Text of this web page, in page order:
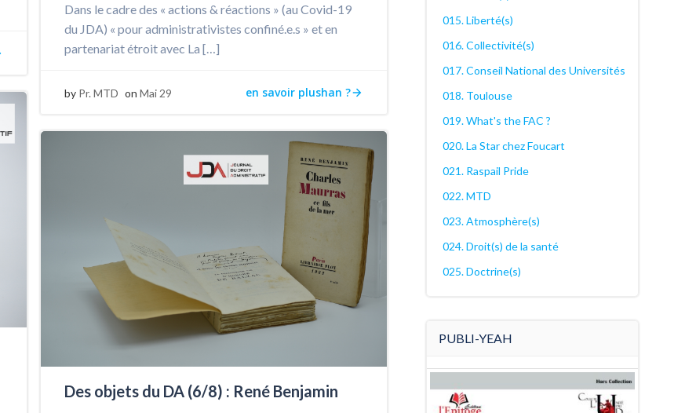
Dans le cadre des « actions & réactions » (au Covid-19
du JDA) « pour administrativistes confiné.e.s » et en
partenariat étroit avec La […]
by Pr. MTD onMai 29 en savoir plushan ?
Des objets du DA (6/8) : René Benjamin
015. Liberté(s)
016. Collectivité(s)
017. Conseil National des Universités
018. Toulouse
019. What's the FAC ?
020. La Star chez Foucart
021. Raspail Pride
022. MTD
023. Atmosphère(s)
024. Droit(s) de la santé
025. Doctrine(s)
PUBLI-YEAH